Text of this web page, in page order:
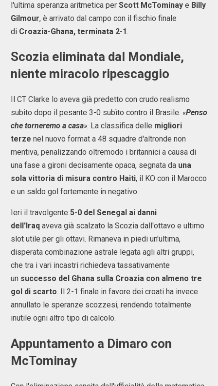
l'ultima speranza aritmetica per Scott McTominay e Billy
Gilmour, è arrivato dal campo con il fischio finale
di Croazia-Ghana, terminata 2-1.
Scozia eliminata dal Mondiale,
niente miracolo ripescaggio
Il CT Clarke lo aveva già predetto con crudo realismo
subito dopo il pesante 3-0 subìto contro il Brasile: «Penso
che torneremo a casa». La classifica delle migliori
terze nel nuovo format a 48 squadre d'altronde non
mentiva, penalizzando oltremodo i britannici a causa di
una fase a gironi decisamente opaca, segnata da una
sola vittoria di misura contro Haiti, il KO con il Marocco
e un saldo gol fortemente in negativo.
Ieri il travolgente 5-0 del Senegal ai danni
dell'Iraq aveva già scalzato la Scozia dall'ottavo e ultimo
slot utile per gli ottavi. Rimaneva in piedi un'ultima,
disperata combinazione astrale legata agli altri gruppi,
che tra i vari incastri richiedeva tassativamente
un successo del Ghana sulla Croazia con almeno tre
gol di scarto. Il 2-1 finale in favore dei croati ha invece
annullato le speranze scozzesi, rendendo totalmente
inutile ogni altro tipo di calcolo.
Appuntamento a Dimaro con
McTominay